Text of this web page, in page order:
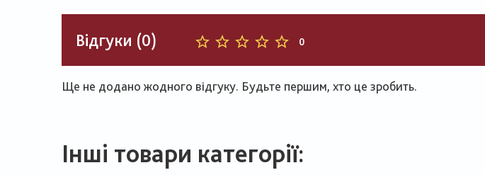
Відгуки (0) 0
Ще не додано жодного відгуку. Будьте першим, хто це зробить.
Інші товари категорії: